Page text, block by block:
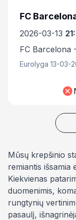
FC
2026-03-13
FC Barcelona
Eurolyga 13-03-
Mūsų krepšinio
remiantis išsamia
Kiekvienas
duomenimis,
rungtynių
pasaulį,